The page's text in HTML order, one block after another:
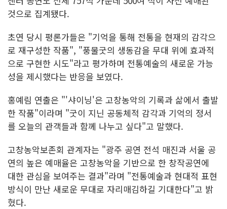
것으로 집계됐다.
초연 당시 평론가들은 "기억을 통해 전통을 현재의 감각으
로 재구성한 작품", "풍물굿의 생동감을 무대 위에 효과적
으로 구현한 시도"라고 평가하며 전통예술의 새로운 가능
성을 제시했다는 반응을 보였다.
홍예림 연출은 "'샤이닝'은 고창농악의 기록과 삶에서 출발
한 작품"이라며 "굿이 지닌 공동체적 감각과 기억의 정서
를 오늘의 관객들과 함께 나누고 싶다"고 말했다.
고창농악보존회 관계자는 "광주 공연 전석 매진과 서울 공
연의 높은 예매율은 고창농악을 기반으로 한 창작공연에
대한 관심을 보여주는 결과"라며 "전통예술과 현대적 표현
방식이 만난 새로운 무대로 자리매김하길 기대한다"고 밝
혔다.